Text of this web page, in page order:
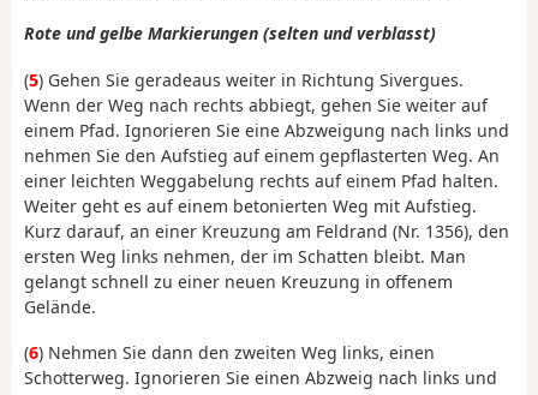
Rote und gelbe Markierungen (selten und verblasst)
(5) Gehen Sie geradeaus weiter in Richtung Sivergues.
Wenn der Weg nach rechts abbiegt, gehen Sie weiter auf
einem Pfad. Ignorieren Sie eine Abzweigung nach links und
nehmen Sie den Aufstieg auf einem gepflasterten Weg. An
einer leichten Weggabelung rechts auf einem Pfad halten.
Weiter geht es auf einem betonierten Weg mit Aufstieg.
Kurz darauf, an einer Kreuzung am Feldrand (Nr. 1356), den
ersten Weg links nehmen, der im Schatten bleibt. Man
gelangt schnell zu einer neuen Kreuzung in offenem
Gelände.
(6) Nehmen Sie dann den zweiten Weg links, einen
Schotterweg. Ignorieren Sie einen Abzweig nach links und